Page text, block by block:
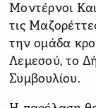
Μοντέρνοι
τις
την ομάδα
Λεμεσού, το
Συμβουλίου.